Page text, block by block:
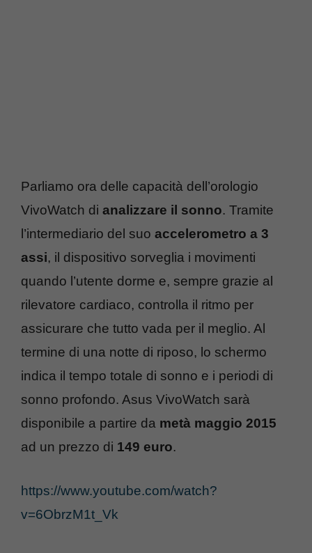
Parliamo ora delle capacità dell’orologio
VivoWatch di analizzare il sonno. Tramite
l’intermediario del suo accelerometro a 3
assi, il dispositivo sorveglia i movimenti
quando l’utente dorme e, sempre grazie al
rilevatore cardiaco, controlla il ritmo per
assicurare che tutto vada per il meglio. Al
termine di una notte di riposo, lo schermo
indica il tempo totale di sonno e i periodi di
sonno profondo. Asus VivoWatch sarà
disponibile a partire da metà maggio 2015
ad un prezzo di 149 euro.
https://www.youtube.com/watch?
v=6ObrzM1t_Vk